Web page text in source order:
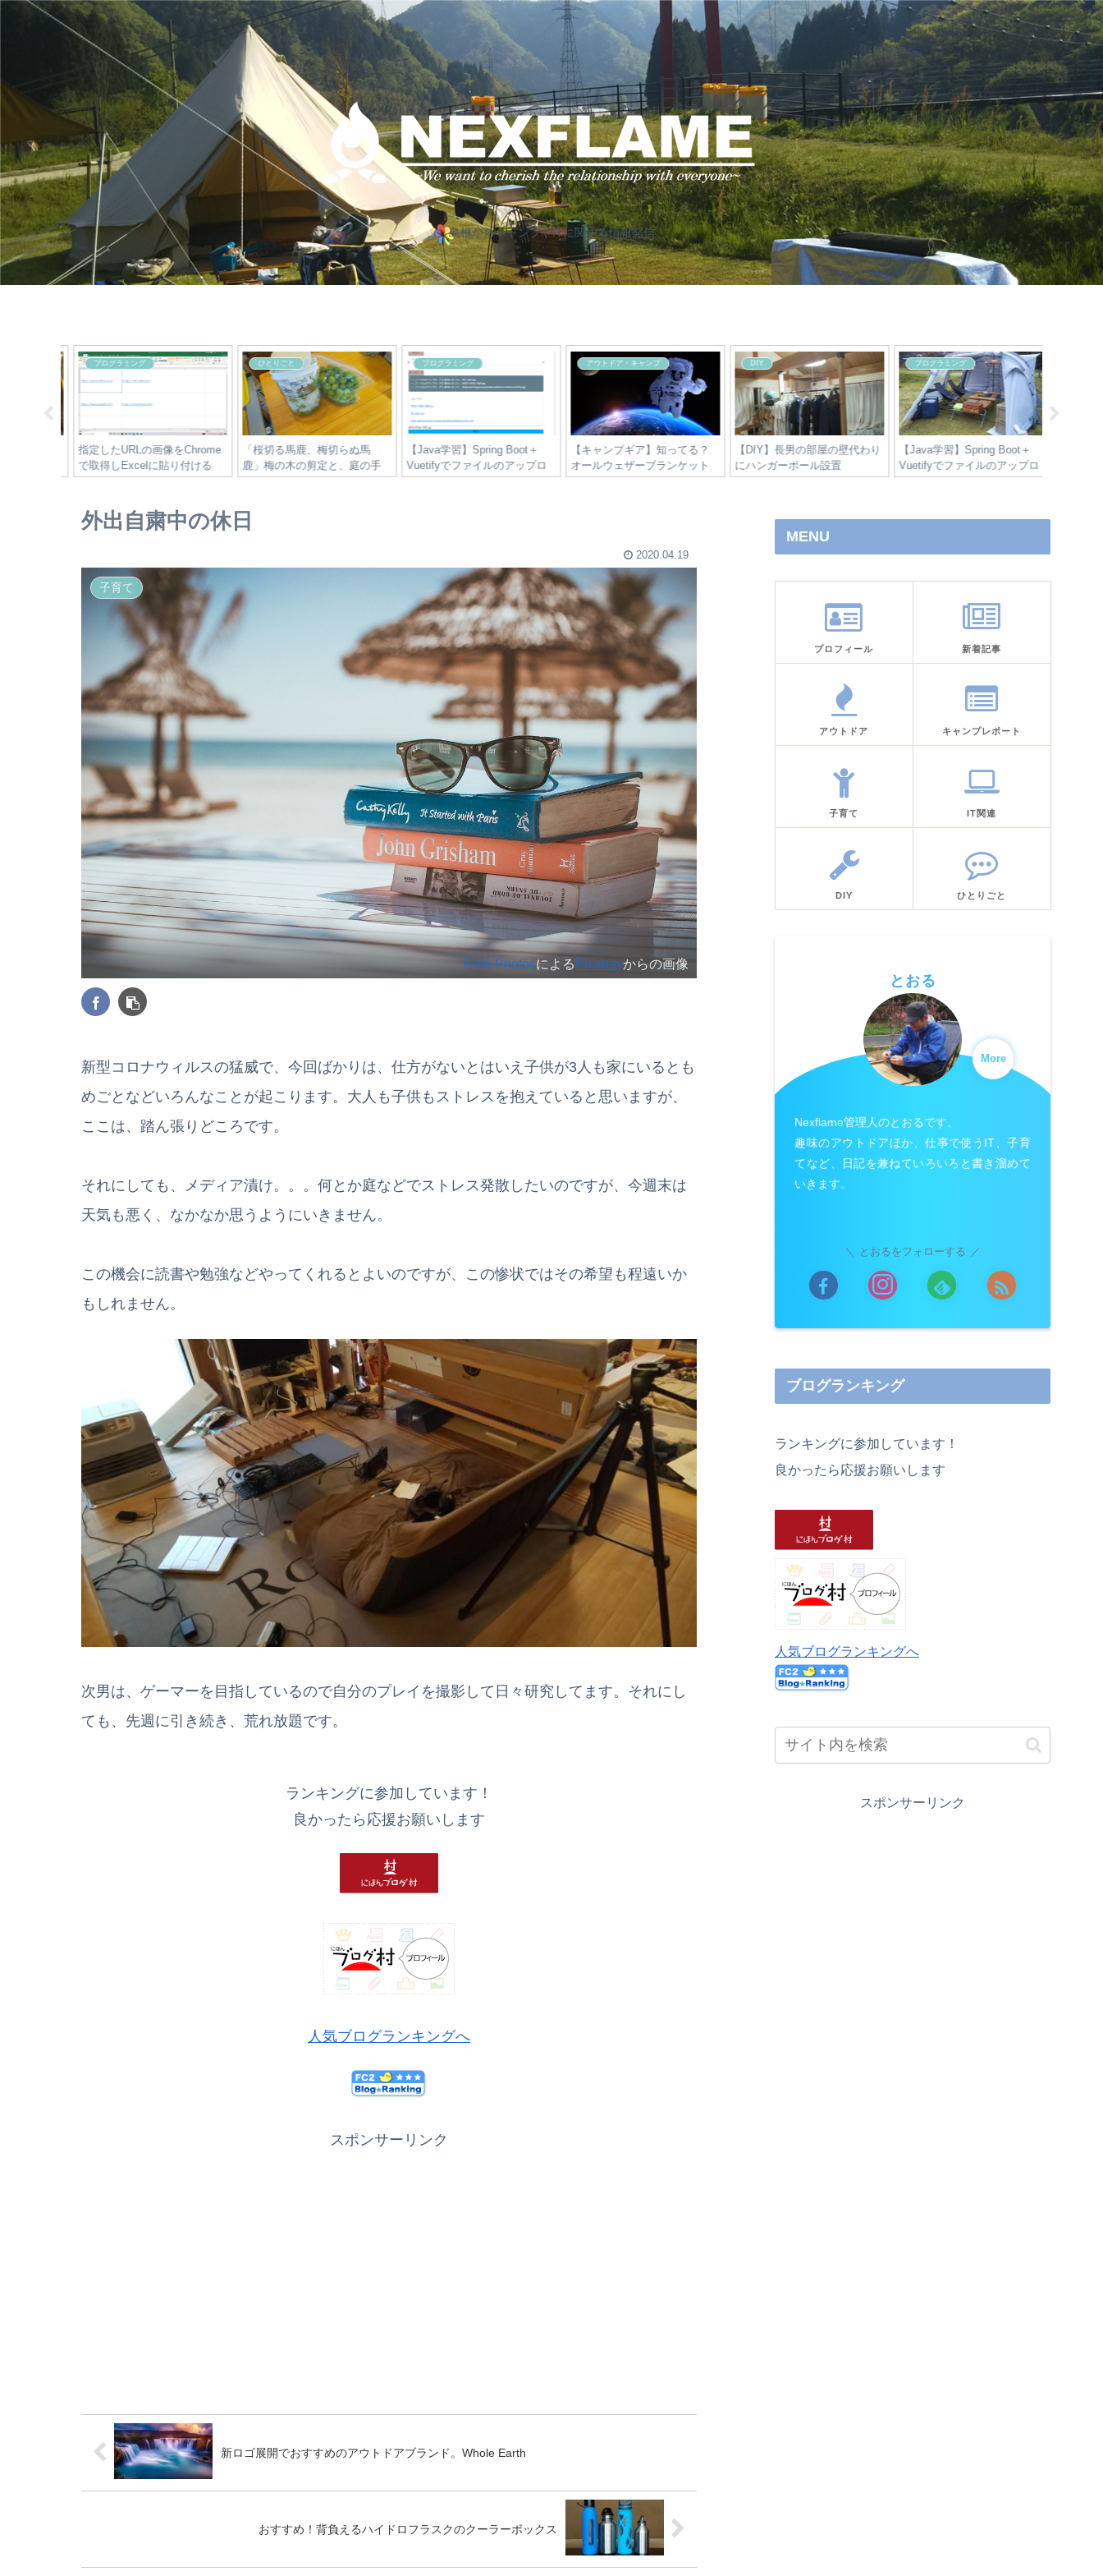
島根からキャンプやITに関する情報発信
プログラミング
指定したURLの画像をChrome
で取得しExcelに貼り付ける
ひとりごと
「桜切る馬鹿、梅切らぬ馬
鹿」梅の木の剪定と、庭の手
入れ
プログラミング
【Java学習】Spring Boot＋
Vuetifyでファイルのアップロ
ードとダウンロードを作って
アウトドア・キャンプ
【キャンプギア】知ってる？
オールウェザーブランケット
DIY
【DIY】長男の部屋の壁代わり
にハンガーポール設置
プログラミング
【Java学習】Spring Boot＋
Vuetifyでファイルのアップロ
ードとダウンロードを作って
外出自粛中の休日
2020.04.19
子育て
Free-PhotosによるPixabayからの画像
新型コロナウィルスの猛威で、今回ばかりは、仕方がないとはいえ子供が3人も家にいるとも
めごとなどいろんなことが起こります。大人も子供もストレスを抱えていると思いますが、
ここは、踏ん張りどころです。
それにしても、メディア漬け。。。何とか庭などでストレス発散したいのですが、今週末は
天気も悪く、なかなか思うようにいきません。
この機会に読書や勉強などやってくれるとよいのですが、この惨状ではその希望も程遠いか
もしれません。
次男は、ゲーマーを目指しているので自分のプレイを撮影して日々研究してます。それにし
ても、先週に引き続き、荒れ放題です。
ランキングに参加しています！
良かったら応援お願いします
人気ブログランキングへ
スポンサーリンク
新ロゴ展開でおすすめのアウトドアブランド。Whole Earth
おすすめ！背負えるハイドロフラスクのクーラーボックス
MENU
プロフィール 新着記事
アウトドア キャンプレポート
子育て IT関連
DIY ひとりごと
とおる
More
Nexflame管理人のとおるです。
趣味のアウトドアほか、仕事で使うIT、子育
てなど、日記を兼ねていろいろと書き溜めて
いきます。
とおるをフォローする
ブログランキング
ランキングに参加しています！
良かったら応援お願いします
人気ブログランキングへ
スポンサーリンク